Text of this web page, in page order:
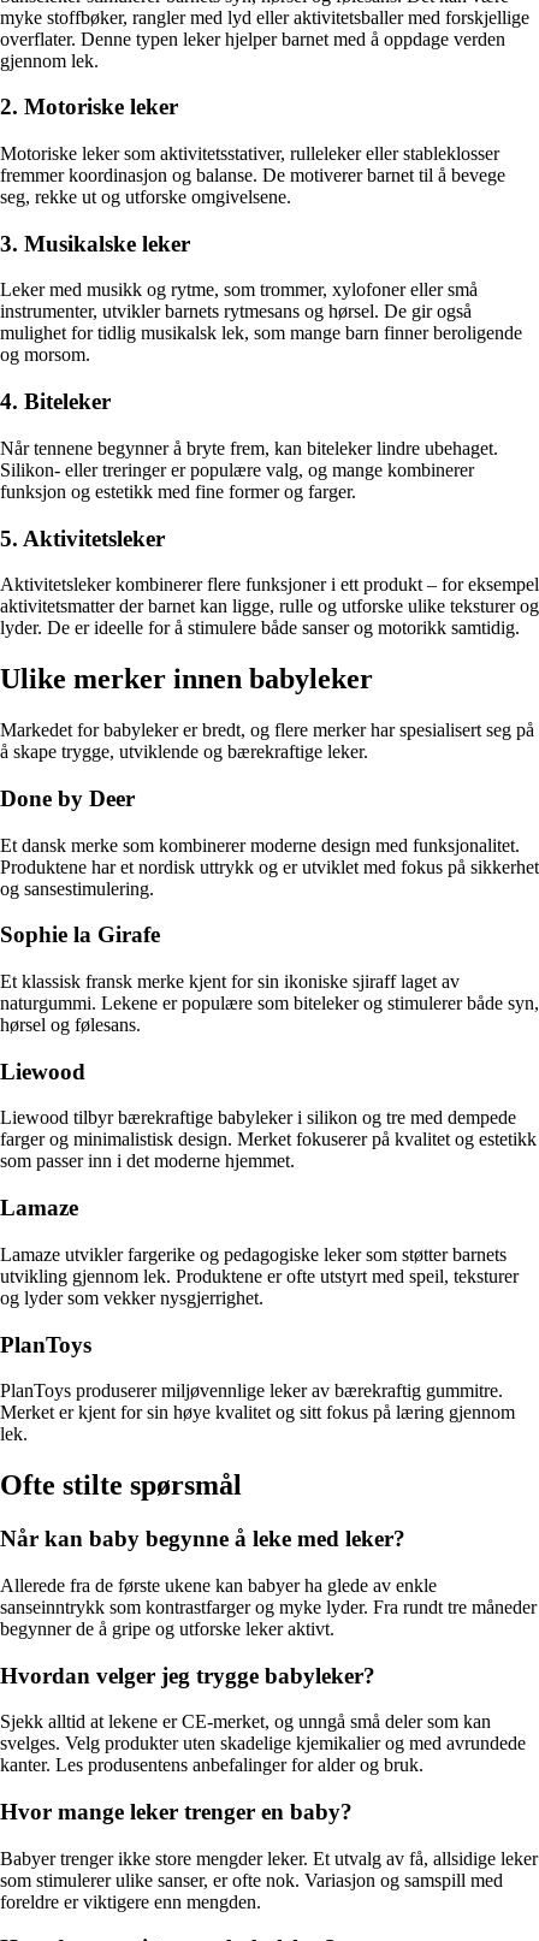
myke stoffbøker, rangler med lyd eller aktivitetsballer med forskjellige
overflater. Denne typen leker hjelper barnet med å oppdage verden
gjennom lek.
2. Motoriske leker
Motoriske leker som aktivitetsstativer, rulleleker eller stableklosser
fremmer koordinasjon og balanse. De motiverer barnet til å bevege
seg, rekke ut og utforske omgivelsene.
3. Musikalske leker
Leker med musikk og rytme, som trommer, xylofoner eller små
instrumenter, utvikler barnets rytmesans og hørsel. De gir også
mulighet for tidlig musikalsk lek, som mange barn finner beroligende
og morsom.
4. Biteleker
Når tennene begynner å bryte frem, kan biteleker lindre ubehaget.
Silikon- eller treringer er populære valg, og mange kombinerer
funksjon og estetikk med fine former og farger.
5. Aktivitetsleker
Aktivitetsleker kombinerer flere funksjoner i ett produkt – for eksempel
aktivitetsmatter der barnet kan ligge, rulle og utforske ulike teksturer og
lyder. De er ideelle for å stimulere både sanser og motorikk samtidig.
Ulike merker innen babyleker
Markedet for babyleker er bredt, og flere merker har spesialisert seg på
å skape trygge, utviklende og bærekraftige leker.
Done by Deer
Et dansk merke som kombinerer moderne design med funksjonalitet.
Produktene har et nordisk uttrykk og er utviklet med fokus på sikkerhet
og sansestimulering.
Sophie la Girafe
Et klassisk fransk merke kjent for sin ikoniske sjiraff laget av
naturgummi. Lekene er populære som biteleker og stimulerer både syn,
hørsel og følesans.
Liewood
Liewood tilbyr bærekraftige babyleker i silikon og tre med dempede
farger og minimalistisk design. Merket fokuserer på kvalitet og estetikk
som passer inn i det moderne hjemmet.
Lamaze
Lamaze utvikler fargerike og pedagogiske leker som støtter barnets
utvikling gjennom lek. Produktene er ofte utstyrt med speil, teksturer
og lyder som vekker nysgjerrighet.
PlanToys
PlanToys produserer miljøvennlige leker av bærekraftig gummitre.
Merket er kjent for sin høye kvalitet og sitt fokus på læring gjennom
lek.
Ofte stilte spørsmål
Når kan baby begynne å leke med leker?
Allerede fra de første ukene kan babyer ha glede av enkle
sanseinntrykk som kontrastfarger og myke lyder. Fra rundt tre måneder
begynner de å gripe og utforske leker aktivt.
Hvordan velger jeg trygge babyleker?
Sjekk alltid at lekene er CE-merket, og unngå små deler som kan
svelges. Velg produkter uten skadelige kjemikalier og med avrundede
kanter. Les produsentens anbefalinger for alder og bruk.
Hvor mange leker trenger en baby?
Babyer trenger ikke store mengder leker. Et utvalg av få, allsidige leker
som stimulerer ulike sanser, er ofte nok. Variasjon og samspill med
foreldre er viktigere enn mengden.